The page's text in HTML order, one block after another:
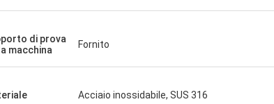
di prova
macchina
Fornito
Acciaio inossidabile, SUS 316